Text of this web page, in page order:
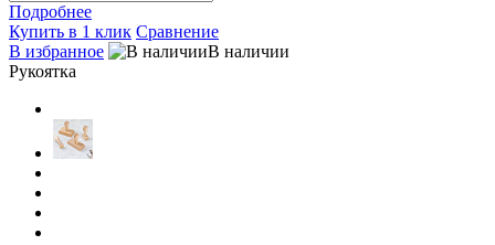
Подробнее
Купить в 1 клик Сравнение
В избранное
В наличии
Рукоятка